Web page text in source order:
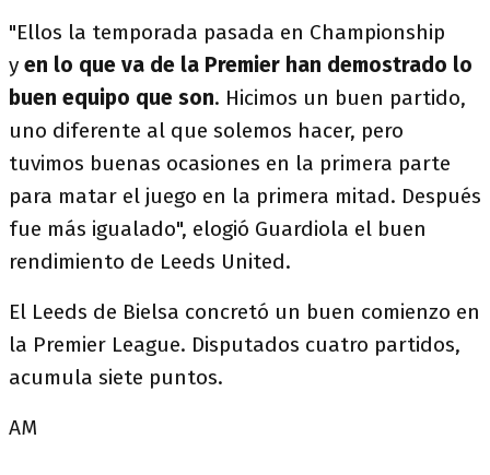
"Ellos la temporada pasada en Championship
y en lo que va de la Premier han demostrado lo
buen equipo que son. Hicimos un buen partido,
uno diferente al que solemos hacer, pero
tuvimos buenas ocasiones en la primera parte
para matar el juego en la primera mitad. Después
fue más igualado", elogió Guardiola el buen
rendimiento de Leeds United.
El Leeds de Bielsa concretó un buen comienzo en
la Premier League. Disputados cuatro partidos,
acumula siete puntos.
AM